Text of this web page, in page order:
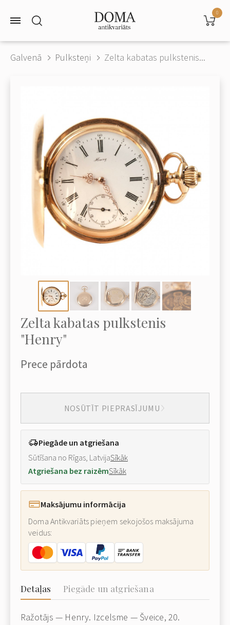
0
Galvenā Pulksteņi Zelta kabatas pulkstenis...
Zelta kabatas pulkstenis
"Henry"
Prece pārdota
NOSŪTĪT PIEPRASĪJUMU
Piegāde un atgriešana
Sūtīšana no Rīgas, LatvijaSīkāk
Atgriešana bez raizēmSīkāk
Maksājumu informācija
Doma Antikvariāts pieņem sekojošos maksājuma
veidus:
Detaļas Piegāde un atgriešana
Ražotājs — Henry. Izcelsme — Šveice, 20.